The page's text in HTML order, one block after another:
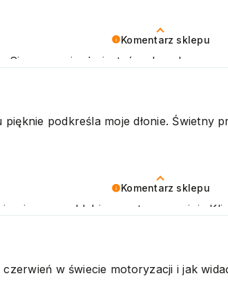
Komentarz sklepu
Cieszymy się, że jesteś zadowolony z
Komentarz sklepu
nam schlebia pozytywna opinia
domowym, jak i w gabinetach
podkreśla moje dłonie. Świetny
w świecie motoryzacji i jak